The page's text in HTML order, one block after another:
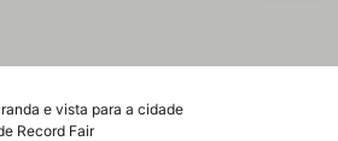
e vista para a cidade
Record Fair